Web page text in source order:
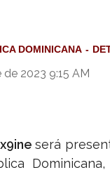
DOMINICANA
2023 9:15 AM
será